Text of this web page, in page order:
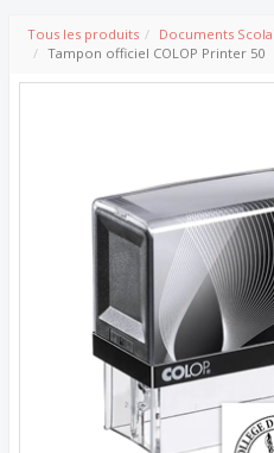
Tous les produits Documents
Tampon officiel COLOP Printer 50